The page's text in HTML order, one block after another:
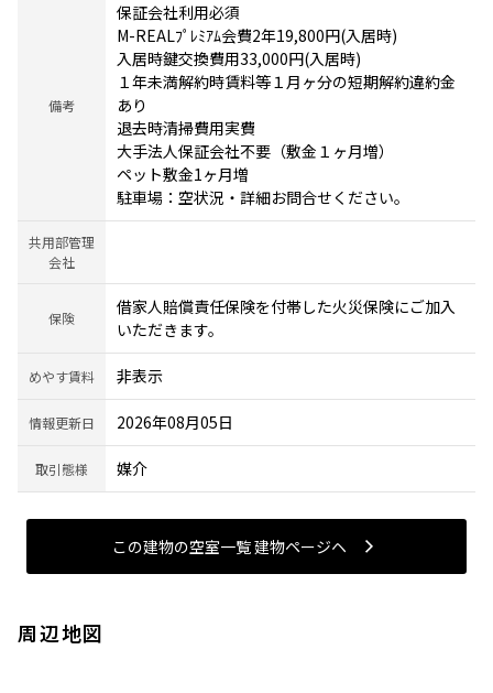
備考
保証会社利用必須
M-REALﾌﾟﾚﾐｱﾑ会費2年19,800円(入居時)
入居時鍵交換費用33,000円(入居時)
１年未満解約時賃料等１月ヶ分の短期解約違約金
あり
退去時清掃費用実費
大手法人保証会社不要（敷金１ヶ月増）
ペット敷金1ヶ月増
駐車場：空状況・詳細お問合せください。
共用部管理
会社
保険
借家人賠償責任保険を付帯した火災保険にご加入
いただきます。
めやす賃料 非表示
情報更新日 2026年08月05日
取引態様 媒介
この建物の空室一覧 建物ページヘ
周辺地図